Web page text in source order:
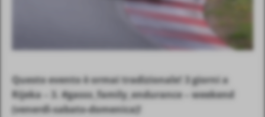
Questo evento è ormai tradizionale! 3 giorni a
Rijeka – 3. #gasss_family_endurance – weekend
(venerdì-sabato-domenica)!